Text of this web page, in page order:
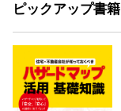
ピックアップ書籍